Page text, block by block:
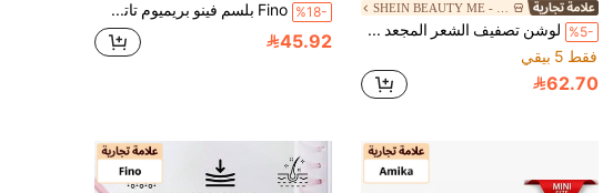
%5-
لوشن تصفيف الشعر المجعد 150 مل
فقط 5 بيقي
62.70
%18- Fino بلسم فينو بريميوم تاتش المرطب (550 مل/18.6 أونصة) - عناية إصلاح الشعر اليابانية J-Beauty، مع الهلام الملكي و PCA - ترطيب عميق، نعومة، مضاد للتجعد، مناسب للشعر الجاف والتالف
45.92